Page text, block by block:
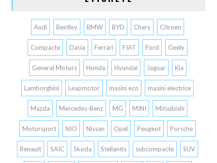
Audi Bentley BMW BYD Chery Citroen
Compacte Dacia Ferrari FIAT Ford Geely
General Motors Honda Hyundai Jaguar Kia
Lamborghini Leapmotor masini eco masini electrice
Mazda Mercedes-Benz MG MINI Mitsubishi
Motorsport NIO Nissan Opel Peugeot Porsche
Renault SAIC Skoda Stellantis subcompacte SUV